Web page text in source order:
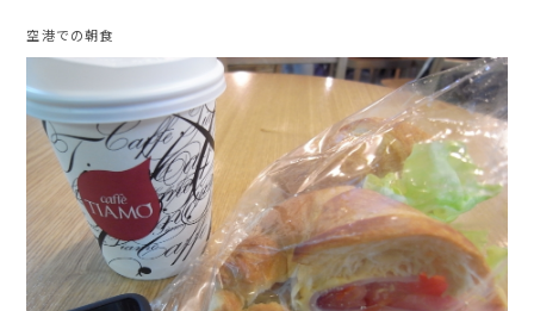
空港での朝食